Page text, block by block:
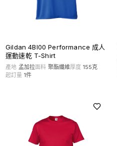
Gildan 4BI00 Performance 成人
運動速乾 T-Shirt
產地 孟加拉面料 聚酯纖維厚度 155克
起訂量 1件